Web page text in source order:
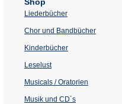
Liederbücher
Chor und Bandbücher
Kinderbücher
Leselust
Musicals / Oratorien
Musik und CD´s